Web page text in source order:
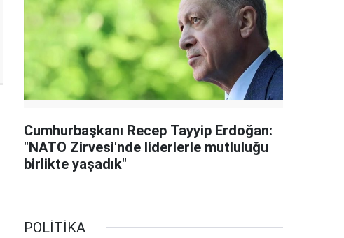
Cumhurbaşkanı Recep Tayyip Erdoğan:
"NATO Zirvesi'nde liderlerle mutluluğu
birlikte yaşadık"
POLİTİKA